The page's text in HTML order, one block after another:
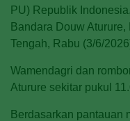
PU) Republik
Bandara Douw
Tengah, Rabu (3/6/
Wamendagri dan
Aturure sekitar pukul
Berdasarkan pantauan